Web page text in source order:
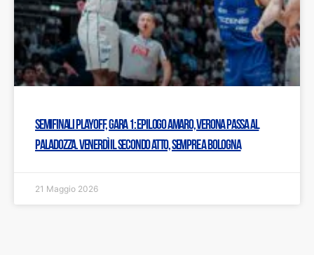
Semifinali Playoff, gara 1: Epilogo amaro, Verona passa al
PalaDozza. Venerdì il secondo atto, sempre a Bologna
21 Maggio 2026